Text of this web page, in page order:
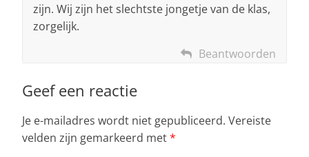
zijn. Wij zijn het slechtste jongetje van de klas,
zorgelijk.
Beantwoorden
Geef een reactie
Je e-mailadres wordt niet gepubliceerd. Vereiste
velden zijn gemarkeerd met*